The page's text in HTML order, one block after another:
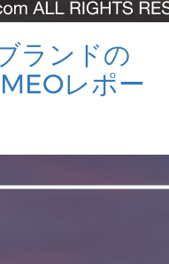
ランドの
レポー